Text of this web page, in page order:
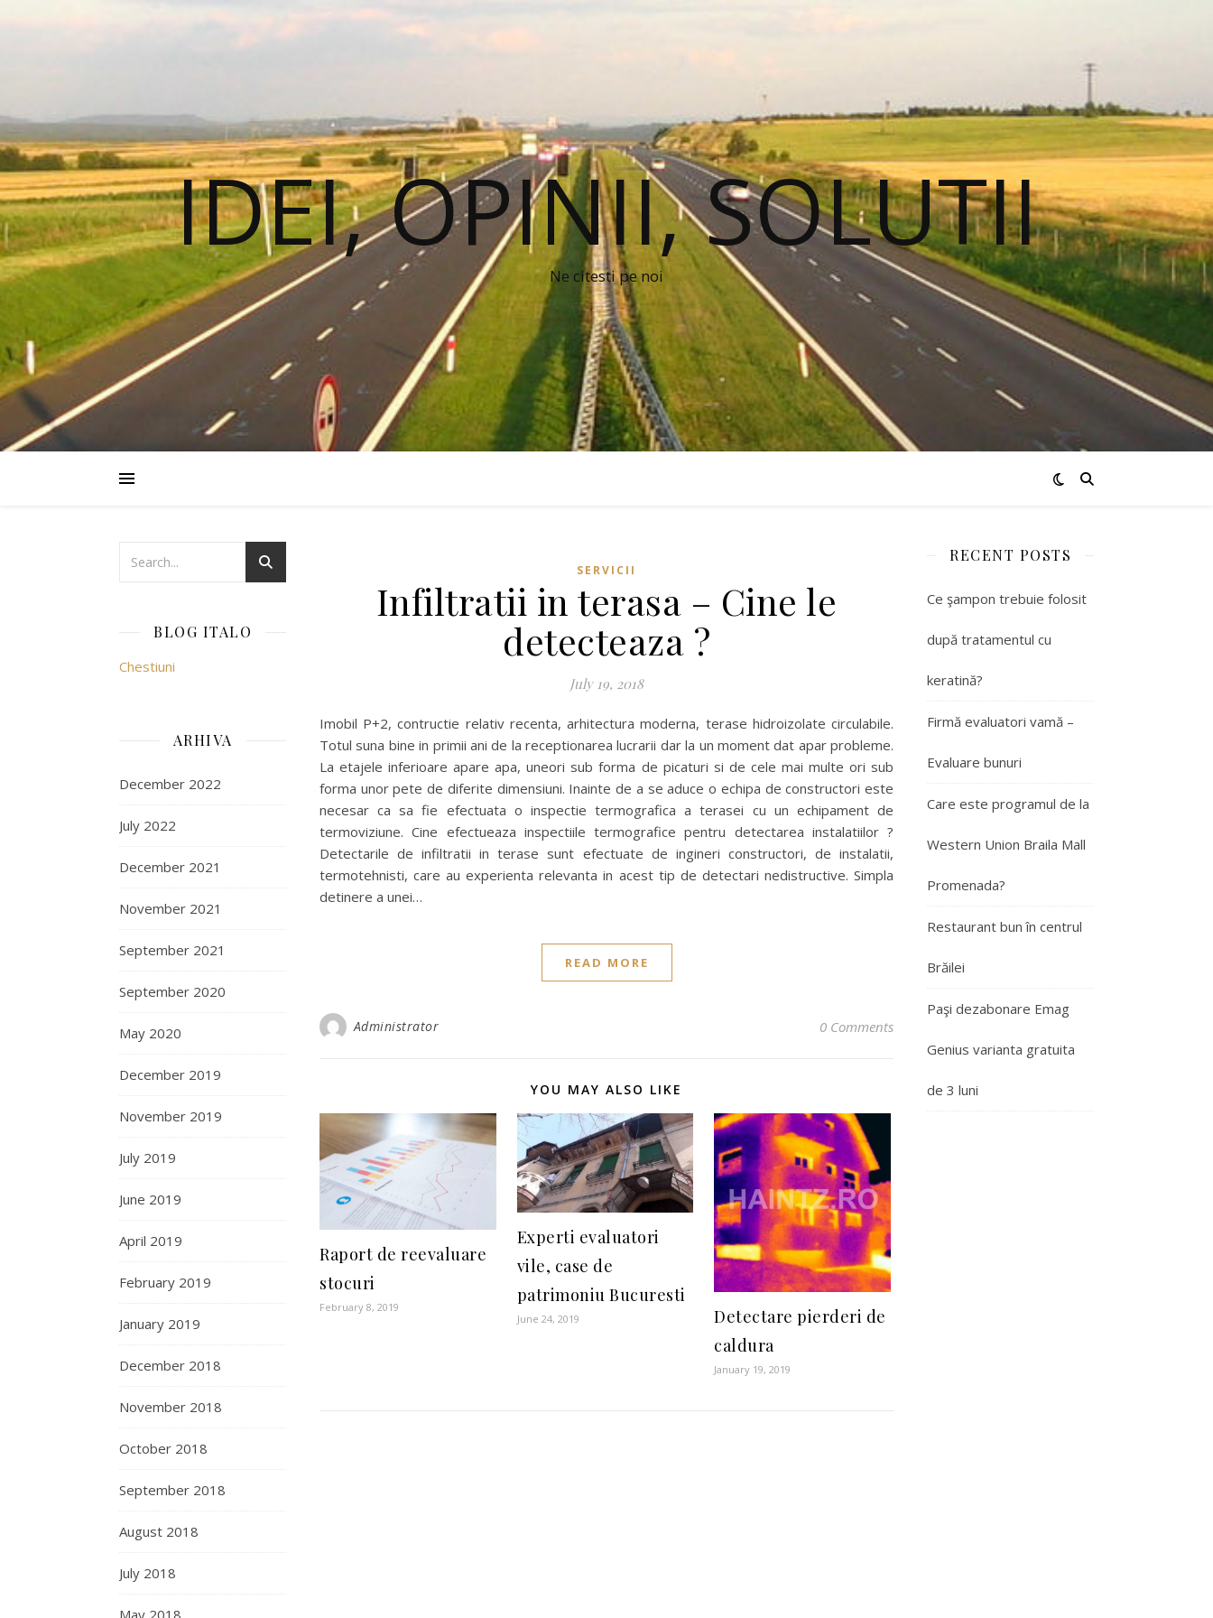
IDEI, OPINII, SOLUTII
Ne citesti pe noi
BLOG ITALO
Chestiuni
ARHIVA
December 2022
July 2022
December 2021
November 2021
September 2021
September 2020
May 2020
December 2019
November 2019
July 2019
June 2019
April 2019
February 2019
January 2019
December 2018
November 2018
October 2018
September 2018
August 2018
July 2018
May 2018
SERVICII
Infiltratii in terasa – Cine le
detecteaza ?
July 19, 2018
Imobil P+2, contructie relativ recenta, arhitectura moderna, terase hidroizolate circulabile.
Totul suna bine in primii ani de la receptionarea lucrarii dar la un moment dat apar probleme.
La etajele inferioare apare apa, uneori sub forma de picaturi si de cele mai multe ori sub
forma unor pete de diferite dimensiuni. Inainte de a se aduce o echipa de constructori este
necesar ca sa fie efectuata o inspectie termografica a terasei cu un echipament de
termoviziune. Cine efectueaza inspectiile termografice pentru detectarea instalatiilor ?
Detectarile de infiltratii in terase sunt efectuate de ingineri constructori, de instalatii,
termotehnisti, care au experienta relevanta in acest tip de detectari nedistructive. Simpla
detinere a unei…
READ MORE
Administrator 0 Comments
YOU MAY ALSO LIKE
Raport de reevaluare
stocuri
February 8, 2019
Experti evaluatori
vile, case de
patrimoniu Bucuresti
June 24, 2019
Detectare pierderi de
caldura
January 19, 2019
RECENT POSTS
Ce şampon trebuie folosit
după tratamentul cu
keratină?
Firmă evaluatori vamă –
Evaluare bunuri
Care este programul de la
Western Union Braila Mall
Promenada?
Restaurant bun în centrul
Brăilei
Paşi dezabonare Emag
Genius varianta gratuita
de 3 luni